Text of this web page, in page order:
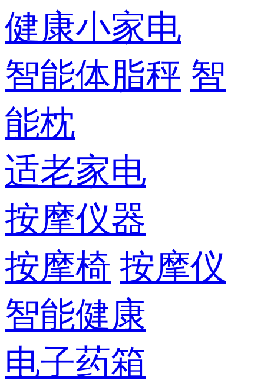
健康小家电
智能体脂秤 智
能枕
适老家电
按摩仪器
按摩椅 按摩仪
智能健康
电子药箱